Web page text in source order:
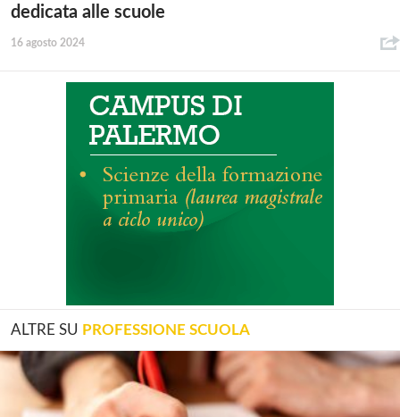
dedicata alle scuole
16 agosto 2024
ALTRE SU PROFESSIONE SCUOLA